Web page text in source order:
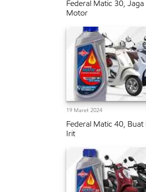
Federal Matic 30,
Motor
19 Maret 2024
Federal Matic 40,
Irit